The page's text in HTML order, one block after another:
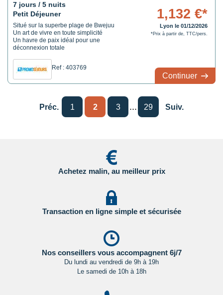
7 jours / 5 nuits
Petit Déjeuner
Situé sur la superbe plage de Bwejuu
Un art de vivre en toute simplicité
Un havre de paix idéal pour une
déconnexion totale
Ref : 403769
1,132 €*
Lyon le 01/12/2026
*Prix à partir de, TTC/pers.
Continuer
Préc. 1 2 3 ... 29 Suiv.
Achetez malin, au meilleur prix
Transaction en ligne simple et sécurisée
Nos conseillers vous accompagnent 6j/7
Du lundi au vendredi de 9h à 19h
Le samedi de 10h à 18h